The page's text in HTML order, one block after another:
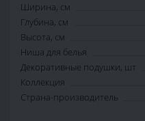
Ширина, см
Глубина, см
Высота, см
Ниша для белья
Декоративные подушки, шт
Коллекция
Страна-производитель